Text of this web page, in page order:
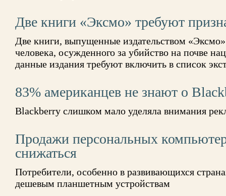
Две книги «Эксмо» требуют
Две книги, выпущенные издательством
человека, осужденного за убийство на почве
данные издания требуют включить в список
83% американцев не знают о
Blackberry слишком мало уделяла внимания
Продажи персональных
снижаться
Потребители, особенно в развивающихся
дешевым планшетным устройствам